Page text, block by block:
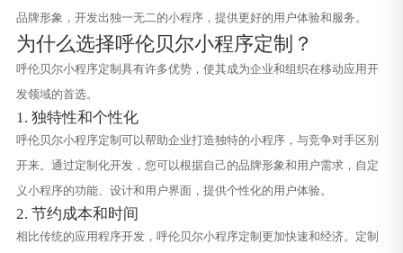
品牌形象，开发出独一无二的小程序，提供更好的用户体验和服务。
为什么选择呼伦贝尔小程序定制？
呼伦贝尔小程序定制具有许多优势，使其成为企业和组织在移动应用开
发领域的首选。
1. 独特性和个性化
呼伦贝尔小程序定制可以帮助企业打造独特的小程序，与竞争对手区别
开来。通过定制化开发，您可以根据自己的品牌形象和用户需求，自定
义小程序的功能、设计和用户界面，提供个性化的用户体验。
2. 节约成本和时间
相比传统的应用程序开发，呼伦贝尔小程序定制更加快速和经济。定制